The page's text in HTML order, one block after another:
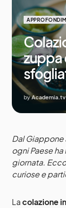
zuppa
by Academia.tv
Dal Giappone
ogni Paese
giornata.
curiose e
Lacolazione